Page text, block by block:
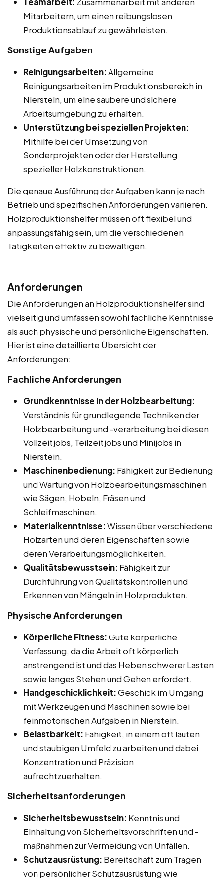
Mitarbeitern, um einen reibungslosen
Produktionsablauf zu gewährleisten.
Sonstige Aufgaben
Reinigungsarbeiten:Allgemeine
Reinigungsarbeiten im Produktionsbereich in
Nierstein, um eine saubere und sichere
Arbeitsumgebung zu erhalten.
Unterstützung bei speziellen Projekten:
Mithilfe bei der Umsetzung von
Sonderprojekten oder der Herstellung
spezieller Holzkonstruktionen.
Die genaue Ausführung der Aufgaben kann je nach
Betrieb und spezifischen Anforderungen variieren.
Holzproduktionshelfer müssen oft flexibel und
anpassungsfähig sein, um die verschiedenen
Tätigkeiten effektiv zu bewältigen.
Anforderungen
Die Anforderungen an Holzproduktionshelfer sind
vielseitig und umfassen sowohl fachliche Kenntnisse
als auch physische und persönliche Eigenschaften.
Hier ist eine detaillierte Übersicht der
Anforderungen:
Fachliche Anforderungen
Grundkenntnisse in der Holzbearbeitung:
Verständnis für grundlegende Techniken der
Holzbearbeitung und -verarbeitung bei diesen
Vollzeitjobs, Teilzeitjobs und Minijobs in
Nierstein.
Maschinenbedienung: Fähigkeit zur Bedienung
und Wartung von Holzbearbeitungsmaschinen
wie Sägen, Hobeln, Fräsen und
Schleifmaschinen.
Materialkenntnisse:Wissen über verschiedene
Holzarten und deren Eigenschaften sowie
deren Verarbeitungsmöglichkeiten.
Qualitätsbewusstsein: Fähigkeit zur
Durchführung von Qualitätskontrollen und
Erkennen von Mängeln in Holzprodukten.
Physische Anforderungen
Körperliche Fitness:Gute körperliche
Verfassung, da die Arbeit oft körperlich
anstrengend ist und das Heben schwerer Lasten
sowie langes Stehen und Gehen erfordert.
Handgeschicklichkeit:Geschick im Umgang
mit Werkzeugen und Maschinen sowie bei
feinmotorischen Aufgaben in Nierstein.
Belastbarkeit: Fähigkeit, in einem oft lauten
und staubigen Umfeld zu arbeiten und dabei
Konzentration und Präzision
aufrechtzuerhalten.
Sicherheitsanforderungen
Sicherheitsbewusstsein: Kenntnis und
Einhaltung von Sicherheitsvorschriften und -
maßnahmen zur Vermeidung von Unfällen.
Schutzausrüstung: Bereitschaft zum Tragen
von persönlicher Schutzausrüstung wie